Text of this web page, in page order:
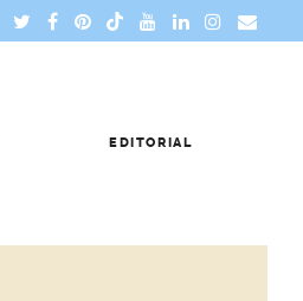
EDITORIAL